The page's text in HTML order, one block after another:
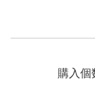
購入個